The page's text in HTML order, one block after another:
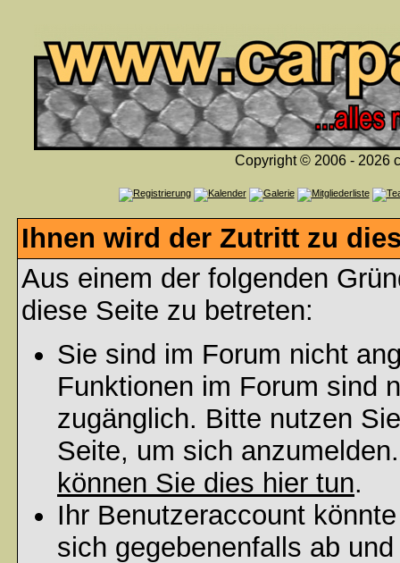
Copyright © 2006 - 2026
Ihnen wird der Zutritt zu
Aus einem der folgenden
diese Seite zu betreten:
Sie sind im Forum nicht
Funktionen im Forum sind
zugänglich. Bitte nutzen
Seite, um sich
können Sie dies hier tun.
Ihr Benutzeraccount
sich gegebenenfalls ab